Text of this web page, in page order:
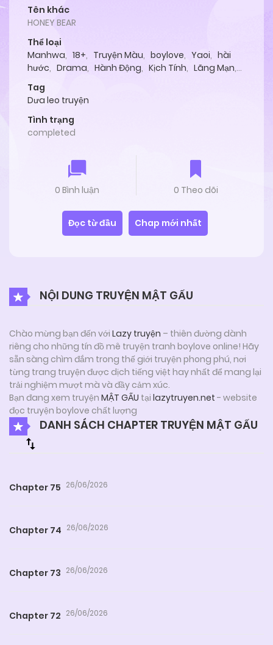
Tên khác
HONEY BEAR
Thể loại
Manhwa, 18+, Truyện Màu, boylove, Yaoi, hài
hước, Drama, Hành Động, Kịch Tính, Lãng Mạn,
Tag
Dưa leo truyện
Tình trạng
completed
0 Bình luận 0 Theo dõi
Đọc từ đầu Chap mới nhất
NỘI DUNG TRUYỆN MẬT GẤU
Chào mừng bạn đến với Lazy truyện – thiên đường dành
riêng cho những tín đồ mê truyện tranh boylove online! Hãy
sẵn sàng chìm đắm trong thế giới truyện phong phú, nơi
từng trang truyện được dịch tiếng việt hay nhất để mang lại
trải nghiệm mượt mà và đầy cảm xúc.
Bạn đang xem truyện MẬT GẤU tại lazytruyen.net - website
đọc truyện boylove chất lượng
DANH SÁCH CHAPTER TRUYỆN MẬT GẤU
Chapter 75 26/06/2026
Chapter 74 26/06/2026
Chapter 73 26/06/2026
Chapter 72 26/06/2026